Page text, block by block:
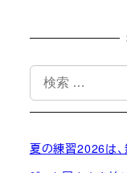
索
夏の練習2026は